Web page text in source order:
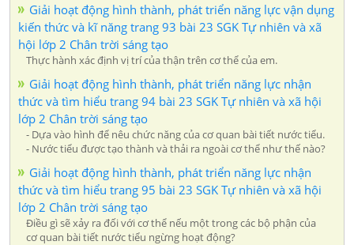
Giải hoạt động hình thành, phát triển năng lực vận dụng
kiến thức và kĩ năng trang 93 bài 23 SGK Tự nhiên và xã
hội lớp 2 Chân trời sáng tạo
Thực hành xác định vị trí của thận trên cơ thể của em.
Giải hoạt động hình thành, phát triển năng lực nhận
thức và tìm hiểu trang 94 bài 23 SGK Tự nhiên và xã hội
lớp 2 Chân trời sáng tạo
- Dựa vào hình để nêu chức năng của cơ quan bài tiết nước tiểu.
- Nước tiểu được tạo thành và thải ra ngoài cơ thể như thế nào?
Giải hoạt động hình thành, phát triển năng lực nhận
thức và tìm hiểu trang 95 bài 23 SGK Tự nhiên và xã hội
lớp 2 Chân trời sáng tạo
Điều gì sẽ xảy ra đối với cơ thể nếu một trong các bộ phận của
cơ quan bài tiết nước tiểu ngừng hoạt động?